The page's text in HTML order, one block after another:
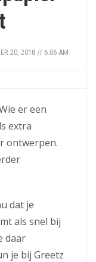
20, 2018 // 6:06 AM
er een
extra
ontwerpen.
dat je
als snel bij
daar
je bij Greetz